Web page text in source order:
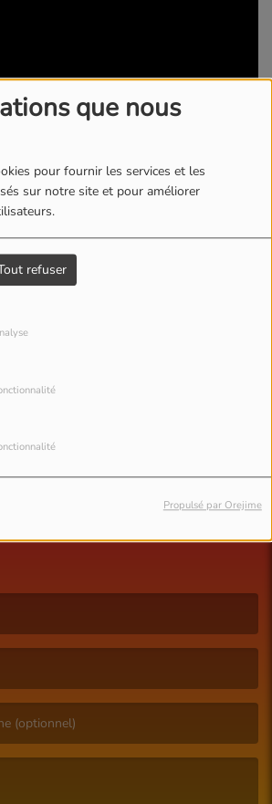
que nous
pour fournir les services et les
sur notre site et pour améliorer
refuser
Propulsé par Orejime
- 1523 VUES
SE CONNECTER